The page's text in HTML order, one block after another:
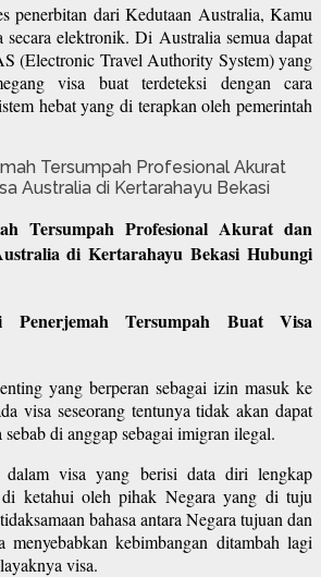
penerbitan dari Kedutaan Australia, Kamu
secara elektronik. Di Australia semua dapat
(Electronic Travel Authority System) yang
visa buat terdeteksi dengan cara
hebat yang di terapkan oleh pemerintah
Tersumpah Profesional Akurat dan
di Kertarahayu Bekasi Hubungi
Penerjemah Tersumpah Buat Visa
yang berperan sebagai izin masuk ke
visa seseorang tentunya tidak akan dapat
di anggap sebagai imigran ilegal.
dalam visa yang berisi data diri lengkap
ketahui oleh pihak Negara yang di tuju
bahasa antara Negara tujuan dan
menyebabkan kebimbangan ditambah lagi
visa.